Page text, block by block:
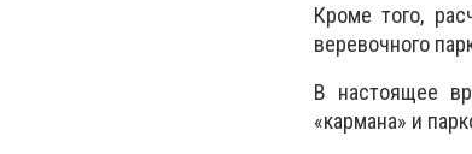
Кроме того,
веревочного
В настоящее
«кармана» и